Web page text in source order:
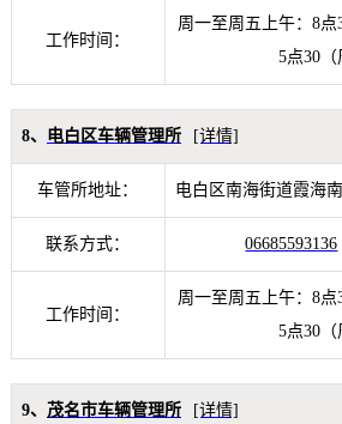
工作时间：
周一至周五上午：8点
5点30（
8、 电白区车辆管理所 [详情]
车管所地址： 电白区南海街道霞海
联系方式： 06685593136
工作时间：
周一至周五上午：8点
5点30（
9、 茂名市车辆管理所 [详情]